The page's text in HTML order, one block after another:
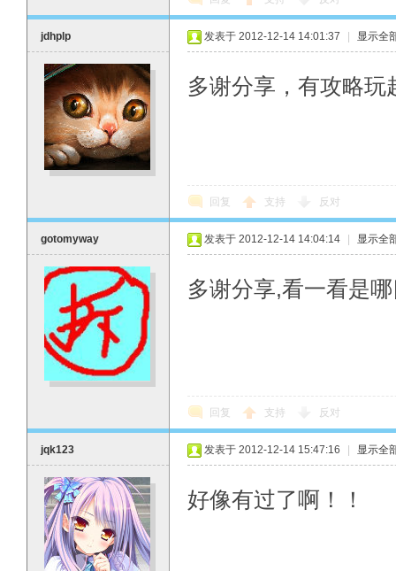
jdhplp 发表于 2012-12-14 14:01:37 显示全
多谢分享，有攻略玩
回复 支持 反对
gotomyway 发表于 2012-12-14 14:04:14 显示全
多谢分享,看一看是
回复 支持 反对
jqk123 发表于 2012-12-14 15:47:16 显示全
好像有过了啊！！